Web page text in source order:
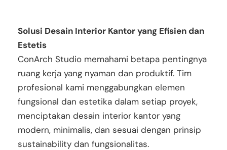
Solusi Desain Interior Kantor yang Efisien dan
Estetis
ConArch Studio memahami betapa pentingnya
ruang kerja yang nyaman dan produktif. Tim
profesional kami menggabungkan elemen
fungsional dan estetika dalam setiap proyek,
menciptakan desain interior kantor yang
modern, minimalis, dan sesuai dengan prinsip
sustainability dan fungsionalitas.